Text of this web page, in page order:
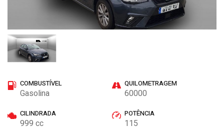
COMBUSTÍVEL
Gasolina
QUILOMETRAGEM
60000
CILINDRADA
999 cc
POTÊNCIA
115